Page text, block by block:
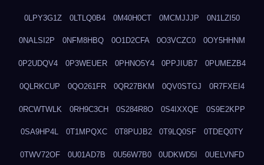
0LPY3G1Z 0LTLQ0B4 0M40H0CT 0MCMJJJP 0N1LZI50
0NALSI2P 0NFM8HBQ 0O1D2CFA 0O3VCZC0 0OY5HHNM
0P2UDQV4 0P3WEUER 0PHNO5Y4 0PPJIUB7 0PUMEZB4
0QLRKCUP 0QO261FR 0QR27BKM 0QV0STGJ 0R7FXEI4
0RCWTWLK 0RH9C3CH 0S284R8O 0S4IXXQE 0S9E2KPP
0SA9HP4L 0T1MPQXC 0T8PUJB2 0T9LQ0SF 0TDEQ0TY
0TWV72OF 0U01AD7B 0U56W7B0 0UDKWD5I 0UELVNFD